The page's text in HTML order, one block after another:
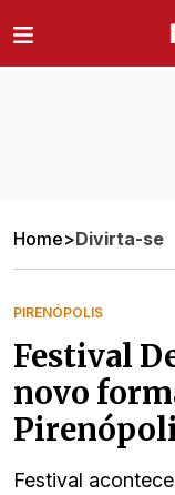
Home>Divirta-se
PIRENÓPOLIS
Festival
novo
Festival